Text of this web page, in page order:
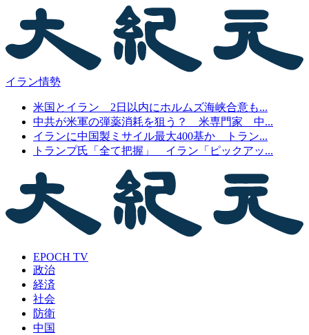
イラン情勢
米国とイラン 2日以内にホルムズ海峡合意も...
中共が米軍の弾薬消耗を狙う？ 米専門家 中...
イランに中国製ミサイル最大400基か トラン...
トランプ氏「全て把握」 イラン「ピックアッ...
EPOCH TV
政治
経済
社会
防衛
中国